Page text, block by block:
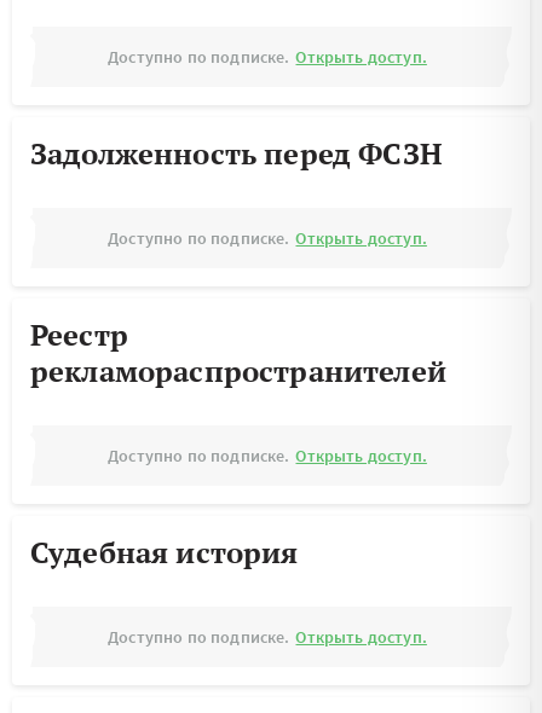
Доступно по подписке. Открыть доступ.
Задолженность перед ФСЗН
Доступно по подписке. Открыть доступ.
Реестр
рекламораспространителей
Доступно по подписке. Открыть доступ.
Судебная история
Доступно по подписке. Открыть доступ.